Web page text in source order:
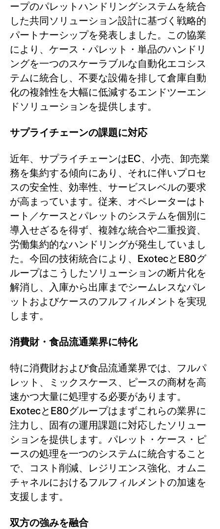
ープのパレットハンドリングシステムを統合
した共同ソリューション設計に基づく戦略的
パートナーシップを発表しました。この協業
により、ケース・パレット・単品のハンドリ
ングを一つのスケーラブルな自動化エコシス
テムに統合し、不要な設備を排して倉庫自動
化の複雑性を大幅に低減するエンドツーエン
ドソリューションを提供します。
サプライチェーンの課題に対応
近年、サプライチェーンはEC、小売、卸売業
務を集約する傾向にあり、それに伴いプロセ
スの安全性、効率性、サービスレベルの要求
が高まっています。従来、オペレーターはト
ート／ケースとパレットのシステムを個別に
導入せざるを得ず、複雑な統合や二重投資、
労働集約的なハンドリングが発生していまし
た。今回の技術統合により、ExotecとE80グ
ループはこうしたソリューションの断片化を
解消し、入庫から出庫までシームレスなパレ
ットおよびケースのフルフィルメントを実現
します。
消費財・食品流通業界に特化
特に消費財および食品流通業界では、フルパ
レット、ミックスケース、ピースの商材を高
速かつ大量に処理する必要があります。
ExotecとE80グループはまずこれらの業界に
注力し、固有の運用課題に対応したソリュー
ションを提供します。パレット・ケース・ピ
ースの処理を一つのシステムに統合すること
で、コスト削減、レジリエンス強化、オムニ
チャネルにおけるフルフィルメントの加速を
支援します。
双方の強みを融合